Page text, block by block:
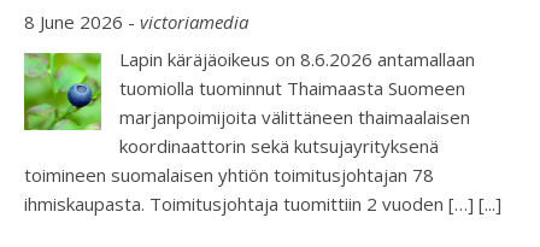
8 June 2026 - victoriamedia
Lapin käräjäoikeus on 8.6.2026 antamallaan
tuomiolla tuominnut Thaimaasta Suomeen
marjanpoimijoita välittäneen thaimaalaisen
koordinaattorin sekä kutsujayrityksenä
toimineen suomalaisen yhtiön toimitusjohtajan 78
ihmiskaupasta. Toimitusjohtaja tuomittiin 2 vuoden […] [...]